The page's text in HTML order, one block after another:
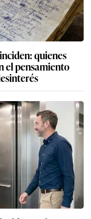
quienes
el pensamiento